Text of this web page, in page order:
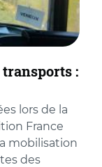
transports :
lors de la
France
mobilisation
des